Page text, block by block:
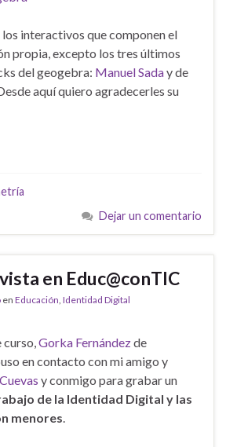
los interactivos que componen el
propia, excepto los tres últimos
del geogebra: Manuel Saday de
aquí quiero agradecerles su
Dejar un comentario
en Educ@conTIC
en Educación, Identidad Digital
curso,Gorka Fernándezde
en contacto con mi amigo y
y conmigo para grabar un
de la Identidad Digital y las
menores.